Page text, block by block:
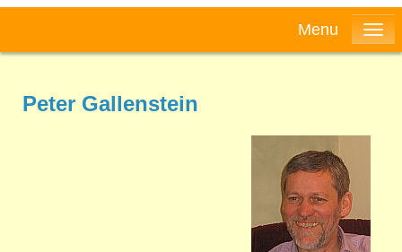
Menu
Peter Gallenstein